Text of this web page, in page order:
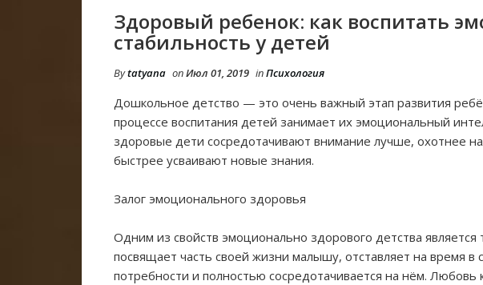
Здоровый ребенок: как воспитать
стабильность у детей
Bytatyana onИюл 01, 2019 inПсихология
Дошкольное детство — это очень важный этап развития
процессе воспитания детей занимает их эмоциональный
здоровые дети сосредотачивают внимание лучше, охотнее
быстрее усваивают новые знания.
Залог эмоционального здоровья
Одним из свойств эмоционально здорового детства является
посвящает часть своей жизни малышу, отставляет на время в
потребности и полностью сосредотачивается на нём. Любовь